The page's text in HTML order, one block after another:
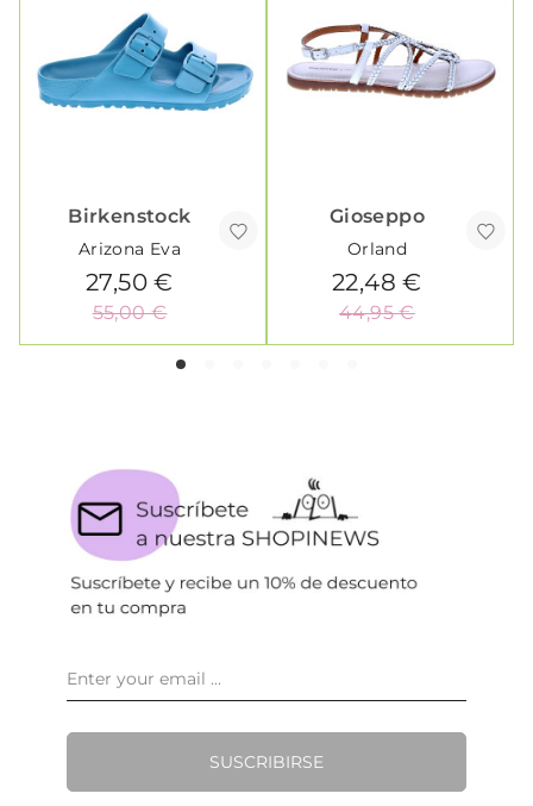
Birkenstock
Arizona Eva
27,50 €
55,00 €
Gioseppo
Orland
22,48 €
44,95 €
SUSCRIBIRSE